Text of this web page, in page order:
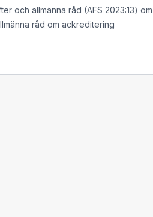
och allmänna råd (AFS 2023:13)
råd om ackreditering